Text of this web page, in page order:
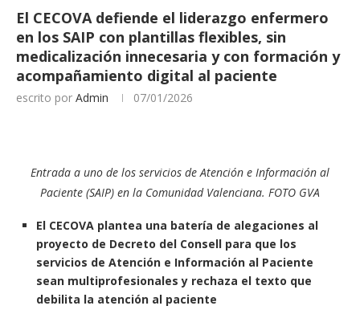
El CECOVA defiende el liderazgo enfermero
en los SAIP con plantillas flexibles, sin
medicalización innecesaria y con formación y
acompañamiento digital al paciente
escrito por Admin 07/01/2026
Entrada a uno de los servicios de Atención e Información al
Paciente (SAIP) en la Comunidad Valenciana. FOTO GVA
El CECOVA plantea una batería de alegaciones al
proyecto de Decreto del Consell para que los
servicios de Atención e Información al Paciente
sean multiprofesionales y rechaza el texto que
debilita la atención al paciente